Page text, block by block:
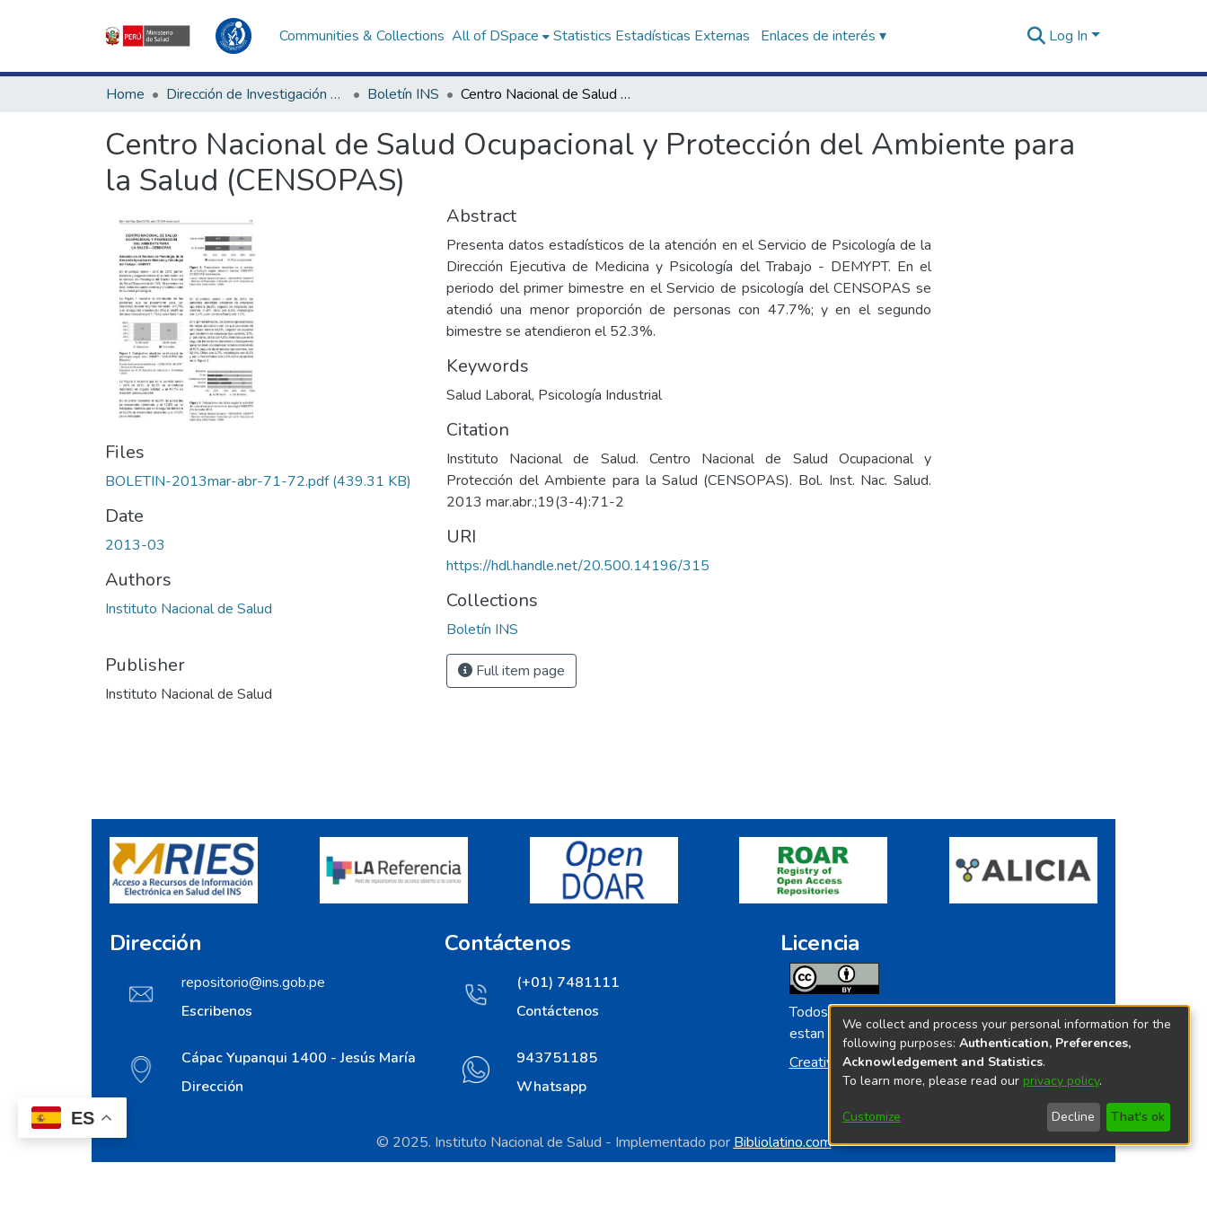
ES
Communities & Collections All of DSpace Statistics Estadísticas Externas Enlaces de interés ▾ Log In
Home Dirección de Investigación e Innovación en Salud Boletín INS Centro Nacional de Salud Ocupacional y Protección del Ambiente para la Salud (CENSOPAS)
Centro Nacional de Salud Ocupacional y Protección del Ambiente para
la Salud (CENSOPAS)
Files
BOLETIN-2013mar-abr-71-72.pdf(439.31 KB)
Date
2013-03
Authors
Instituto Nacional de Salud
Publisher
Instituto Nacional de Salud
Abstract
Presenta datos estadísticos de la atención en el Servicio de Psicología de la
Dirección Ejecutiva de Medicina y Psicología del Trabajo - DEMYPT. En el
periodo del primer bimestre en el Servicio de psicología del CENSOPAS se
atendió una menor proporción de personas con 47.7%; y en el segundo
bimestre se atendieron el 52.3%.
Keywords
Salud Laboral, Psicología Industrial
Citation
Instituto Nacional de Salud. Centro Nacional de Salud Ocupacional y
Protección del Ambiente para la Salud (CENSOPAS). Bol. Inst. Nac. Salud.
2013 mar.abr.;19(3-4):71-2
URI
https://hdl.handle.net/20.500.14196/315
Collections
Boletín INS
Full item page
Dirección
repositorio@ins.gob.pe
Escribenos
Cápac Yupanqui 1400 - Jesús María
Dirección
Contáctenos
(+01) 7481111
Contáctenos
943751185
Whatsapp
Licencia
Todos los contenidos de repositorio.ins.gob.pe
estan licenciados bajo
Creative Commoms License
© 2025. Instituto Nacional de Salud - Implementado por Bibliolatino.com
We collect and process your personal information for the
following purposes: Authentication, Preferences,
Acknowledgement and Statistics.
To learn more, please read our privacy policy.
Customize Decline That's ok